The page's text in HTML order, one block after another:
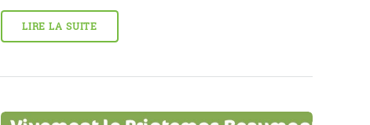
LIRE LA SUITE